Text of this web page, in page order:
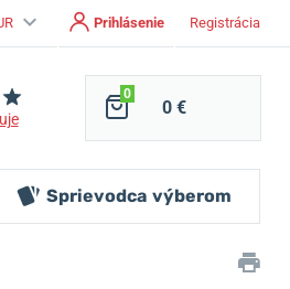
Prihlásenie Registrácia
0
0 €
Sprievodca výberom